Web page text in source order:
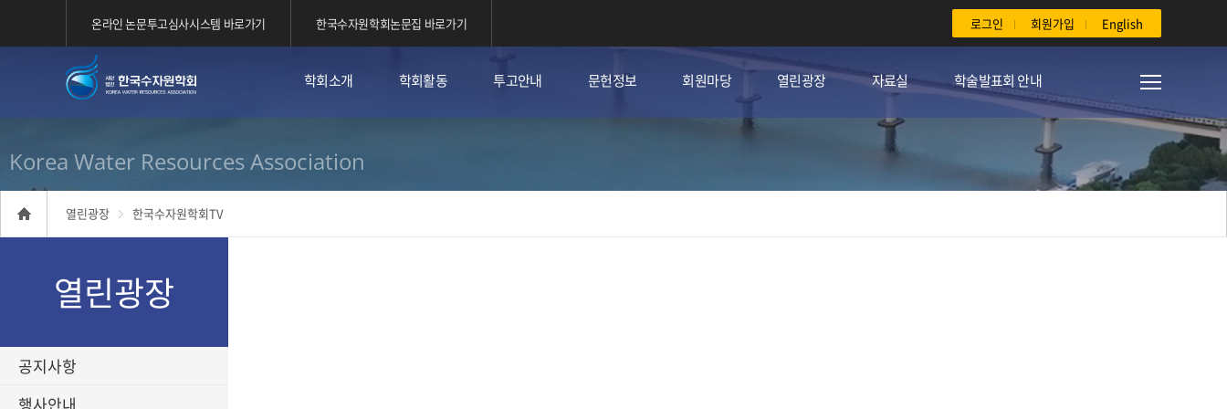
온라인 논문투고심사시스템 바로가기 한국수자원학회논문집 바로가기 로그인 회원가입 English
학회소개 학회활동 투고안내 문헌정보 회원마당 열린광장 자료실 학술발표회 안내
Korea Water Resources Association
열린광장 한국수자원학회TV
열린광장
공지사항
행사안내